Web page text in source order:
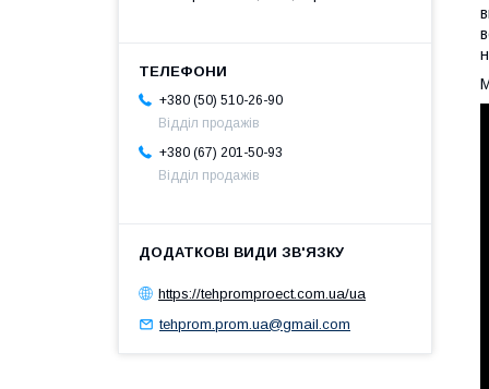
+380 (50) 510-26-90
Відділ продажів
+380 (67) 201-50-93
Відділ продажів
https://tehpromproect.com.ua/ua
tehprom.prom.ua@gmail.com